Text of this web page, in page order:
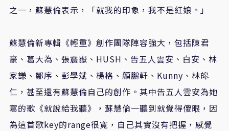
之一，蘇慧倫表示，「就我的印象，我不是紅娘。」
蘇慧倫新專輯《輕重》創作團隊陣容強大，包括陳君
豪、葛大為、張震嶽、HUSH、告五人雲安、白安、林
家謙、鄒序、彭學斌、楊格、顏鵬軒、Kunny、林皞
仁，甚至還有蘇慧倫自己的創作。其中告五人雲安為她
寫的歌《就說給我聽》，蘇慧倫一聽到就覺得傻眼，因
為這首歌key的range很寬，自己其實沒有把握，感覺